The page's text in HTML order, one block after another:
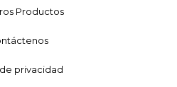
Productos
privacidad